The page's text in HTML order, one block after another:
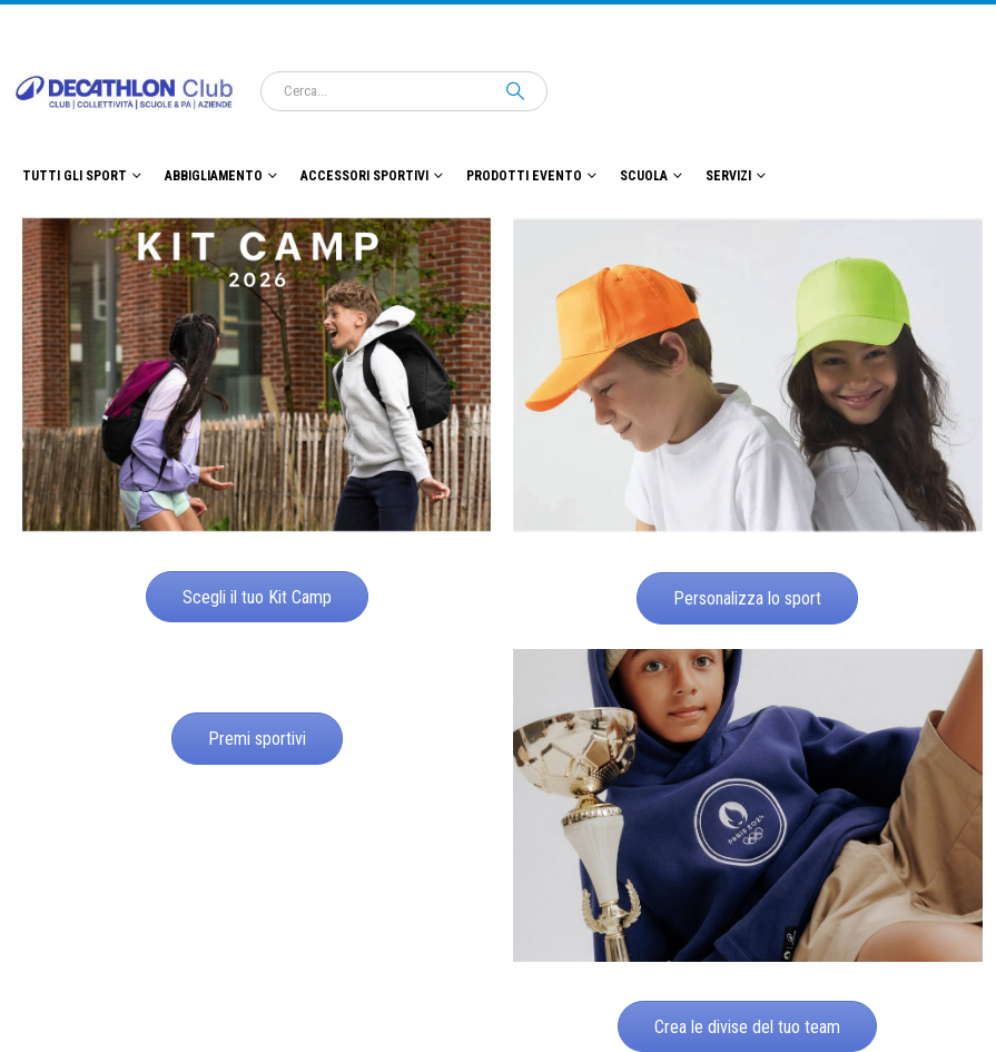
TUTTI GLI SPORT ABBIGLIAMENTO ACCESSORI SPORTIVI PRODOTTI EVENTO SCUOLA SERVIZI
Scegli il tuo Kit Camp Personalizza lo sport
Premi sportivi
Crea le divise del tuo team